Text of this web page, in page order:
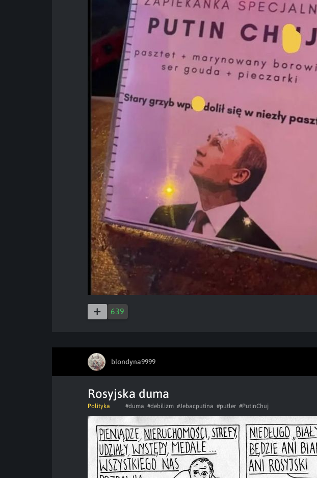
639
blondyna9999
Rosyjska duma
Polityka #duma #debilizm #Jebacputina #putler #PutinChuj